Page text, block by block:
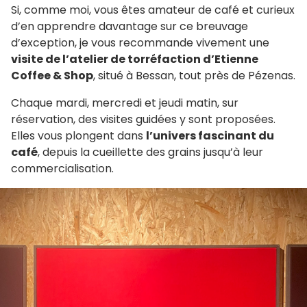
Si, comme moi, vous êtes amateur de café et curieux
d’en apprendre davantage sur ce breuvage
d’exception, je vous recommande vivement une
visite de l’atelier de torréfaction d’Etienne
Coffee & Shop, situé à Bessan, tout près de Pézenas.
Chaque mardi, mercredi et jeudi matin, sur
réservation, des visites guidées y sont proposées.
Elles vous plongent dans l’univers fascinant du
café, depuis la cueillette des grains jusqu’à leur
commercialisation.